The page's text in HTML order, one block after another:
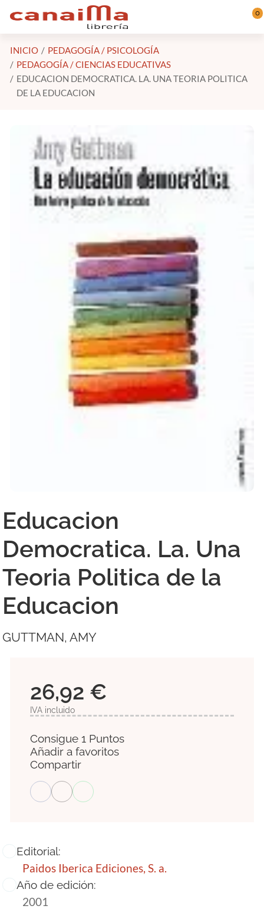
Saltar al contenido principal 0
INICIO
PEDAGOGÍA / PSICOLOGÍA
PEDAGOGÍA / CIENCIAS EDUCATIVAS
EDUCACION DEMOCRATICA. LA. UNA TEORIA POLITICA
DE LA EDUCACION
Educacion
Democratica. La. Una
Teoria Politica de la
Educacion
GUTTMAN, AMY
Editorial:
Paidos Iberica Ediciones, S. a.
Año de edición:
2001
26,92 €
IVA incluido
Consigue 1 Puntos
Añadir a favoritos
Compartir